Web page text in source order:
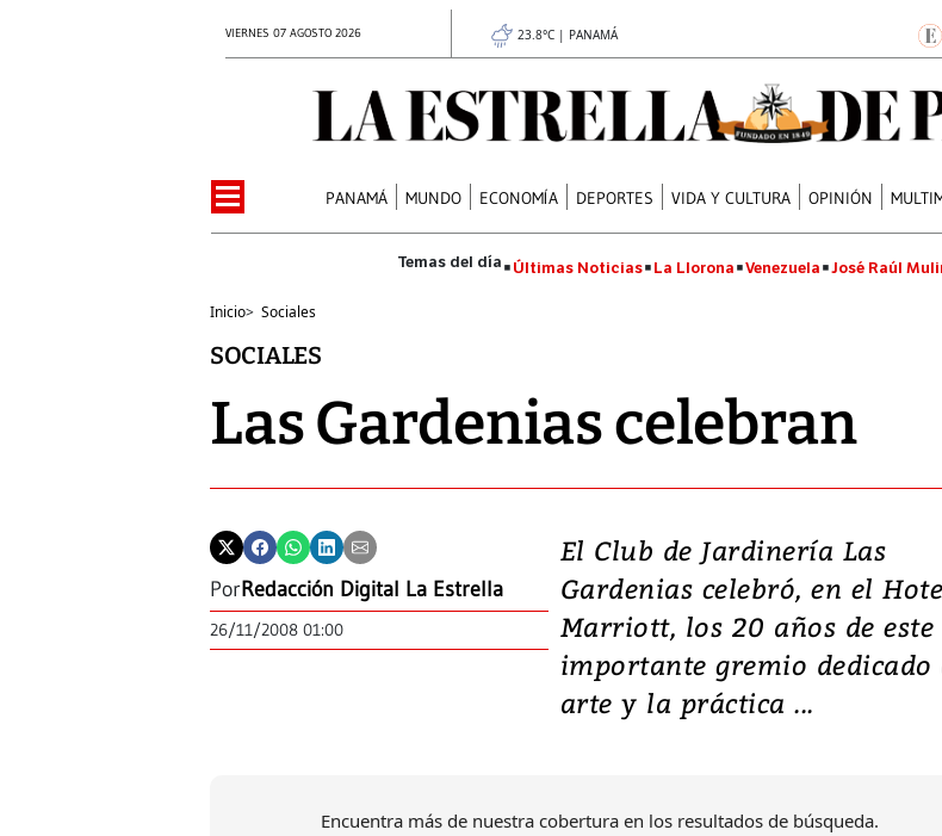
VIERNES 07 AGOSTO 2026 23.8°C | PANAMÁ
PANAMÁ MUNDO ECONOMÍA DEPORTES VIDA Y CULTURA OPINIÓN
Últimas Noticias La Llorona Venezuela José Raúl
Inicio> Sociales
SOCIALES
Las Gardenias celebran
PorRedacción Digital La Estrella
26/11/2008 01:00
El Club de Jardinería Las
Gardenias celebró, en el
Marriott, los 20 años de este
importante gremio dedicado
arte y la práctica ...
Encuentra más de nuestra cobertura en los resultados de búsqueda.
Video, Japón:
deja heridos y graves
daños en Kumamoto